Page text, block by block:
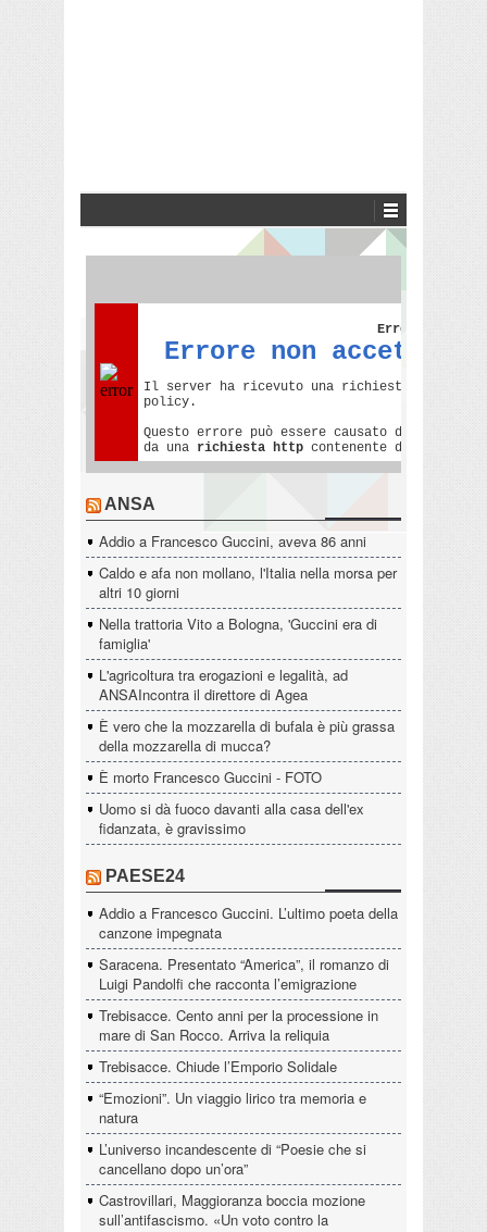
ANSA
Addio a Francesco Guccini, aveva 86 anni
Caldo e afa non mollano, l'Italia nella morsa per
altri 10 giorni
Nella trattoria Vito a Bologna, 'Guccini era di
famiglia'
L'agricoltura tra erogazioni e legalità, ad
ANSAIncontra il direttore di Agea
È vero che la mozzarella di bufala è più grassa
della mozzarella di mucca?
È morto Francesco Guccini - FOTO
Uomo si dà fuoco davanti alla casa dell'ex
fidanzata, è gravissimo
PAESE24
Addio a Francesco Guccini. L’ultimo poeta della
canzone impegnata
Saracena. Presentato “America”, il romanzo di
Luigi Pandolfi che racconta l’emigrazione
Trebisacce. Cento anni per la processione in
mare di San Rocco. Arriva la reliquia
Trebisacce. Chiude l’Emporio Solidale
“Emozioni”. Un viaggio lirico tra memoria e
natura
L’universo incandescente di “Poesie che si
cancellano dopo un’ora”
Castrovillari, Maggioranza boccia mozione
sull’antifascismo. «Un voto contro la